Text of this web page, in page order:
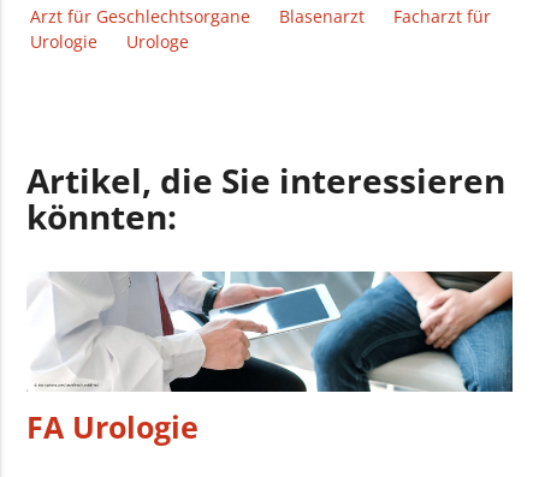
Arzt für Geschlechtsorgane Blasenarzt
Facharzt für
Urologie
Urologe
Artikel, die Sie interessieren
könnten:
FA Urologie